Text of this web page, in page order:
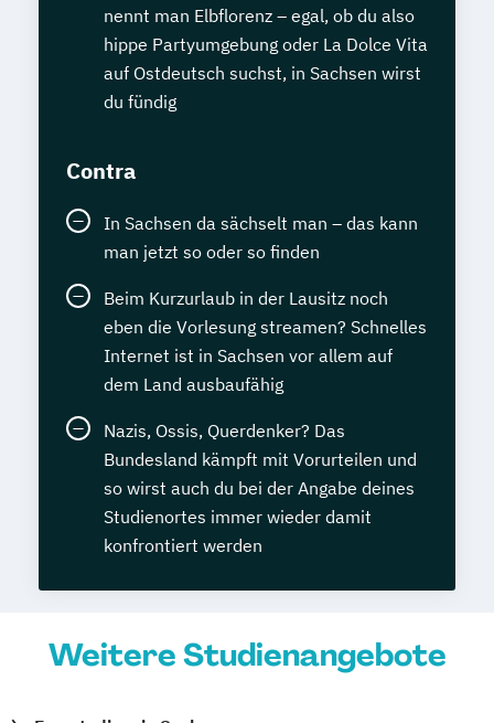
nennt man Elbflorenz – egal, ob du also
hippe Partyumgebung oder La Dolce Vita
auf Ostdeutsch suchst, in Sachsen wirst
du fündig
Contra
In Sachsen da sächselt man – das kann
man jetzt so oder so finden
Beim Kurzurlaub in der Lausitz noch
eben die Vorlesung streamen? Schnelles
Internet ist in Sachsen vor allem auf
dem Land ausbaufähig
Nazis, Ossis, Querdenker? Das
Bundesland kämpft mit Vorurteilen und
so wirst auch du bei der Angabe deines
Studienortes immer wieder damit
konfrontiert werden
Weitere Studienangebote